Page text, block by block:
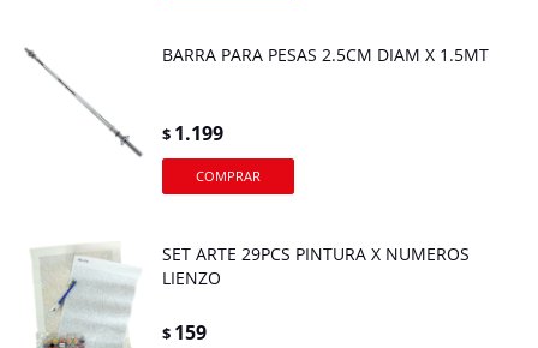
BARRA PARA PESAS 2.5CM DIAM X 1.5MT
$ 1.199
SET ARTE 29PCS PINTURA X NUMEROS
LIENZO
$ 159